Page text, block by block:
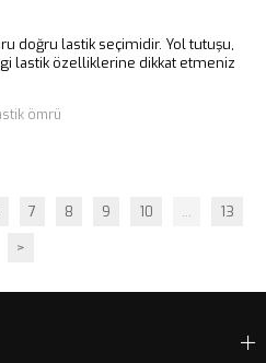
doğru lastik seçimidir. Yol tutuşu,
lastik özelliklerine dikkat etmeniz
ömrü
7 8 9 10 ...
13
>